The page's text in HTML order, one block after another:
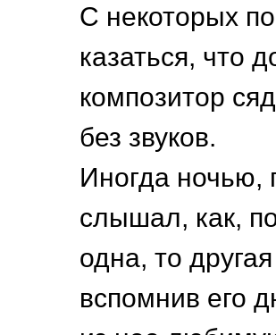
С некоторых
казаться, что
композитор
без звуков.
Иногда ночью,
слышал, как,
одна, то
вспомнив его